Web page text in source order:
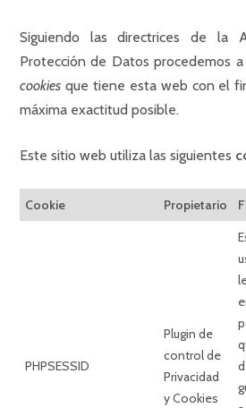
Siguiendo las directrices de la
Protección de Datos procedemos
cookies que tiene esta web con el
máxima exactitud posible.
Este sitio web utiliza las siguientes
Cookie Propietario
PHPSESSID
Plugin de
control de
Privacidad
y Cookies